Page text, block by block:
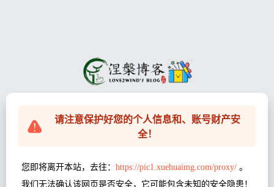
请注意保护好您的个人信息和、账号财产安
全！
您即将离开本站，去往： https://pic1.xuehuaimg.com/proxy/ 。
我们无法确认该网页是否安全，它可能包含未知的安全隐患！